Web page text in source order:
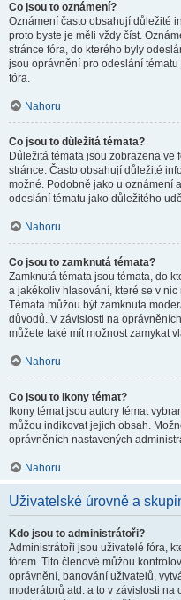
Co jsou to oznámení?
Oznámení často obsahují důležité
proto byste je měli vždy číst.
stránce fóra, do kterého byly
jsou oprávnění pro odeslání
fóra.
Nahoru
Co jsou to důležitá témata?
Důležitá témata jsou zobrazena
stránce. Často obsahují důležité
možné. Podobně jako u oznámení
odeslání tématu jako důležitého
Nahoru
Co jsou to zamknutá témata?
Zamknutá témata jsou témata, do
a jakékoliv hlasování, které se v
Témata můžou být zamknuta
důvodů. V závislosti na
můžete také mít možnost zamykat
Nahoru
Co jsou to ikony témat?
Ikony témat jsou autory témat
můžou indikovat jejich obsah.
oprávněních nastavených
Nahoru
Uživatelské úrovně a
Kdo jsou to administrátoři?
Administrátoři jsou uživatelé fóra,
fórem. Tito členové můžou
oprávnění, banování uživatelů,
moderátorů atd. a to v závislosti